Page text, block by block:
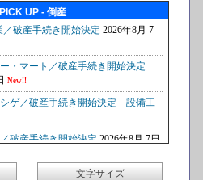
PICK UP - 倒産
文字サイズ